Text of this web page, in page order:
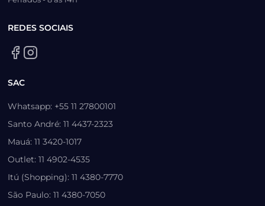
REDES SOCIAIS
SAC
Whatsapp: +55 11 27800101
Santo André: 11 4437-2323
Mauá: 11 3420-1017
Outlet: 11 4902-4535
Itú (Shopping): 11 4380-7770
São Paulo: 11 4380-7050